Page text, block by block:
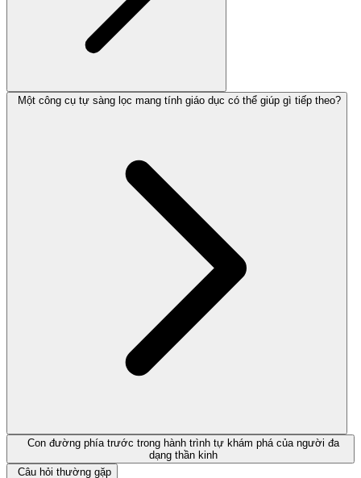
Một công cụ tự sàng lọc mang tính giáo dục có thể giúp gì tiếp theo?
Con đường phía trước trong hành trình tự khám phá của người đa
dạng thần kinh
Câu hỏi thường gặp